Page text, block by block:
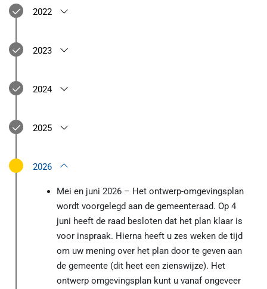
2022
2023
2024
2025
2026
Mei en juni 2026 – Het ontwerp-omgevingsplan
wordt voorgelegd aan de gemeenteraad. Op 4
juni heeft de raad besloten dat het plan klaar is
voor inspraak. Hierna heeft u zes weken de tijd
om uw mening over het plan door te geven aan
de gemeente (dit heet een zienswijze). Het
ontwerp omgevingsplan kunt u vanaf ongeveer